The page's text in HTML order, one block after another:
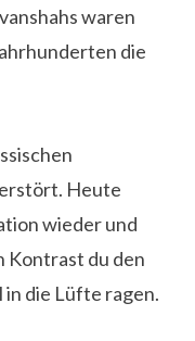
waren
die
Heute
wieder und
Kontrast du den
in die Lüfte ragen.